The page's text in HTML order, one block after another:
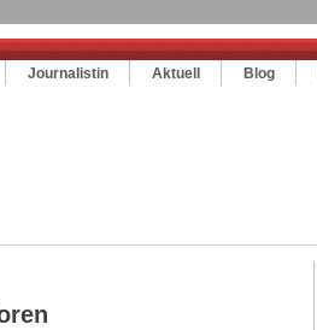
Journalistin Aktuell Blog